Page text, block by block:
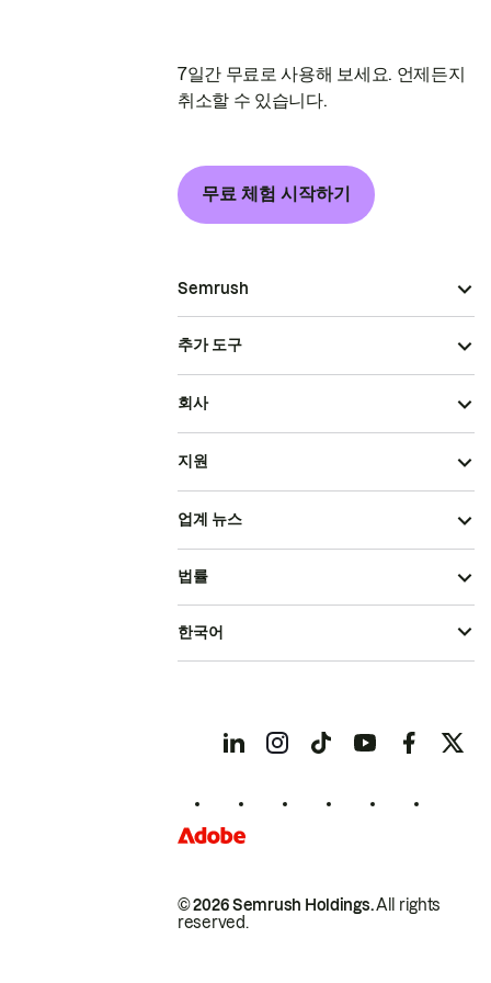
7일간 무료로 사용해 보세요. 언제든지
취소할 수 있습니다.
무료 체험 시작하기
Semrush
추가 도구
회사
지원
업계 뉴스
© 2026 Semrush Holdings.All rights
reserved.
법률
한국어